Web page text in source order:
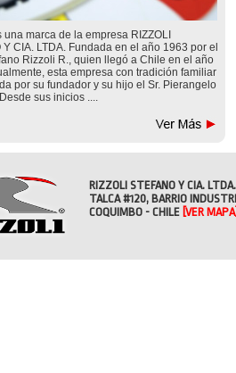
una marca de la empresa RIZZOLI
Y CIA. LTDA. Fundada en el año 1963 por el
Rizzoli R., quien llegó a Chile en el año
esta empresa con tradición familiar
por su fundador y su hijo el Sr. Pierangelo
sus inicios ....
RIZZOLI STEFANO Y CIA. LTDA.
TALCA #120, BARRIO
COQUIMBO - CHILE [VER